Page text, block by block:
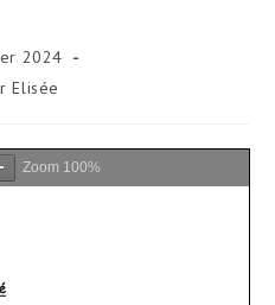
2024
Elisée
Zoom 100%